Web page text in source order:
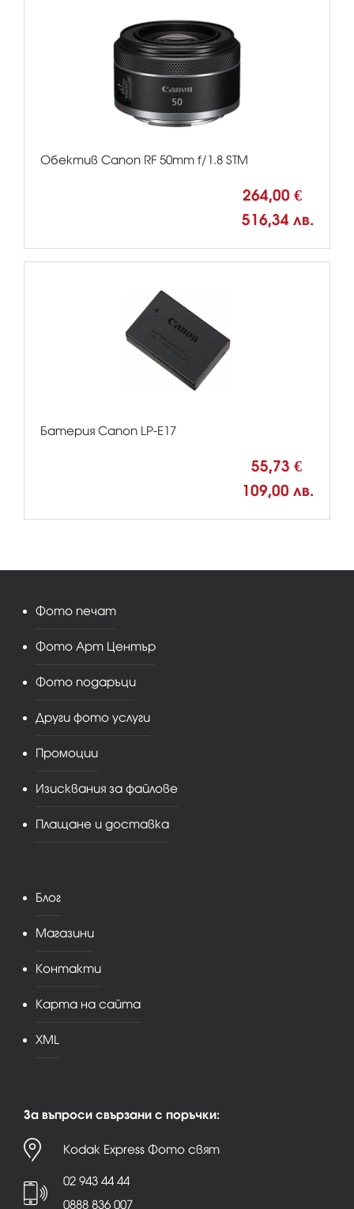
Обектив Canon RF 50mm f/1.8 STM
264,00 €
516,34 лв.
Батерия Canon LP-E17
55,73 €
109,00 лв.
Фото печат
Фото Арт Център
Фото подаръци
Други фото услуги
Промоции
Изисквания за файлове
Плащане и доставка
Блог
Магазини
Контакти
Карта на сайта
XML
За въпроси свързани с поръчки:
Kodak Express Фото свят
02 943 44 44
0888 836 007